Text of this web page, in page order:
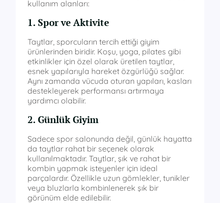
kullanım alanları:
1. Spor ve Aktivite
Taytlar, sporcuların tercih ettiği giyim
ürünlerinden biridir. Koşu, yoga, pilates gibi
etkinlikler için özel olarak üretilen taytlar,
esnek yapılarıyla hareket özgürlüğü sağlar.
Aynı zamanda vücuda oturan yapıları, kasları
destekleyerek performansı artırmaya
yardımcı olabilir.
2. Günlük Giyim
Sadece spor salonunda değil, günlük hayatta
da taytlar rahat bir seçenek olarak
kullanılmaktadır. Taytlar, şık ve rahat bir
kombin yapmak isteyenler için ideal
parçalardır. Özellikle uzun gömlekler, tunikler
veya bluzlarla kombinlenerek şık bir
görünüm elde edilebilir.